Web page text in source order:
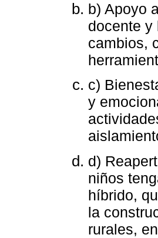
b) Apoyo
docente y
cambios,
c)
y
d)
niños
híbrido,
la
rurales,